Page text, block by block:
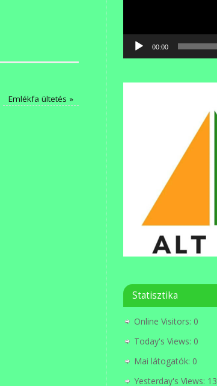
Emlékfa ültetés »
00:00
Statisztika
Online Visitors: 0
Today's Views: 0
Mai látogatók: 0
Yesterday's Views: 13